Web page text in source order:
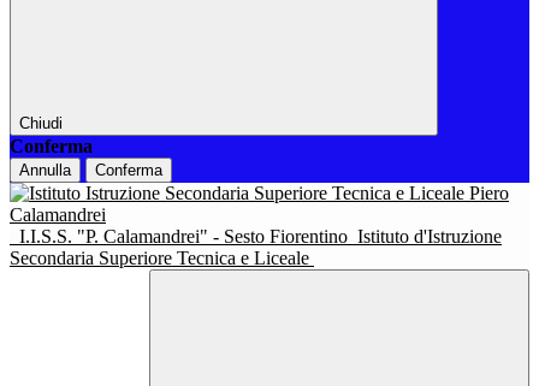
Chiudi
Conferma
Annulla Conferma
I.I.S.S. "P. Calamandrei" - Sesto Fiorentino Istituto d'Istruzione
Secondaria Superiore Tecnica e Liceale